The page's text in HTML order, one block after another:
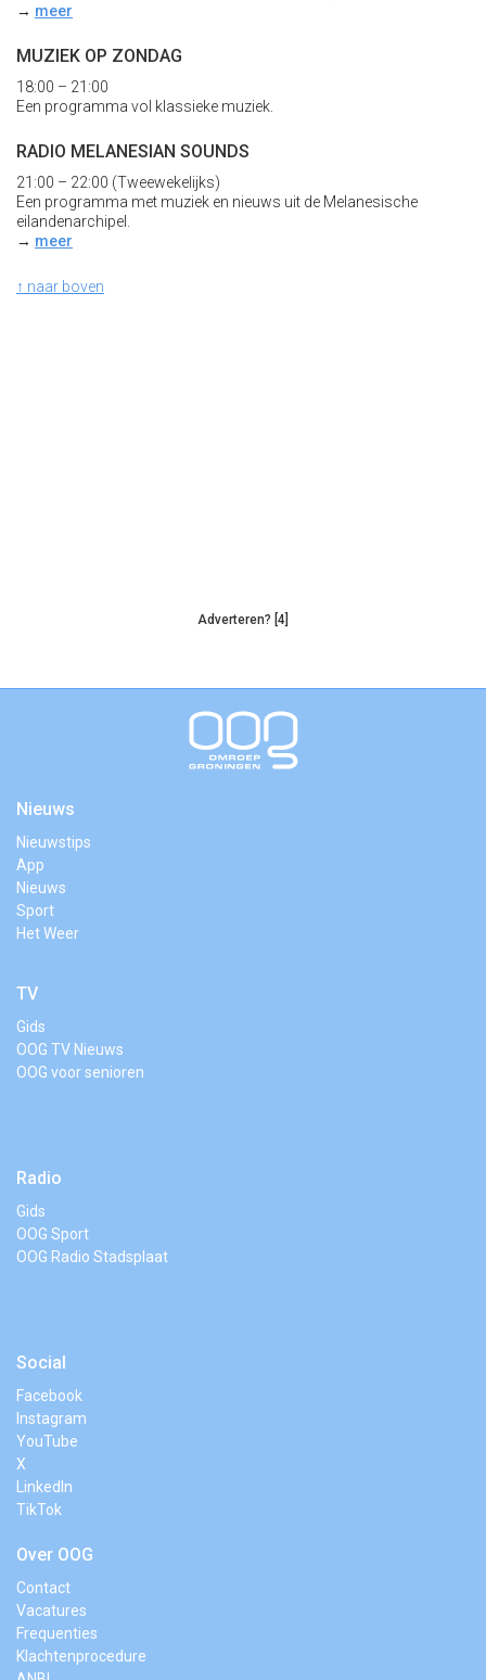
→ meer
MUZIEK OP ZONDAG
18:00 – 21:00
Een programma vol klassieke muziek.
RADIO MELANESIAN SOUNDS
21:00 – 22:00 (Tweewekelijks)
Een programma met muziek en nieuws uit de Melanesische
eilandenarchipel.
→ meer
↑ naar boven
Adverteren? [4]
Nieuws
Nieuwstips
App
Nieuws
Sport
Het Weer
TV
Gids
OOG TV Nieuws
OOG voor senioren
Radio
Gids
OOG Sport
OOG Radio Stadsplaat
Social
Facebook
Instagram
YouTube
X
LinkedIn
TikTok
Over OOG
Contact
Vacatures
Frequenties
Klachtenprocedure